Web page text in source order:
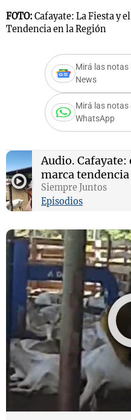
FOTO: Cafayate: La Fiesta y
Tendencia en la Región
Mirá las notas
News
Mirá las notas
WhatsApp
Audio. Cafayate:
marca
Siempre Juntos
Episodios
Notas
Mundial 2026